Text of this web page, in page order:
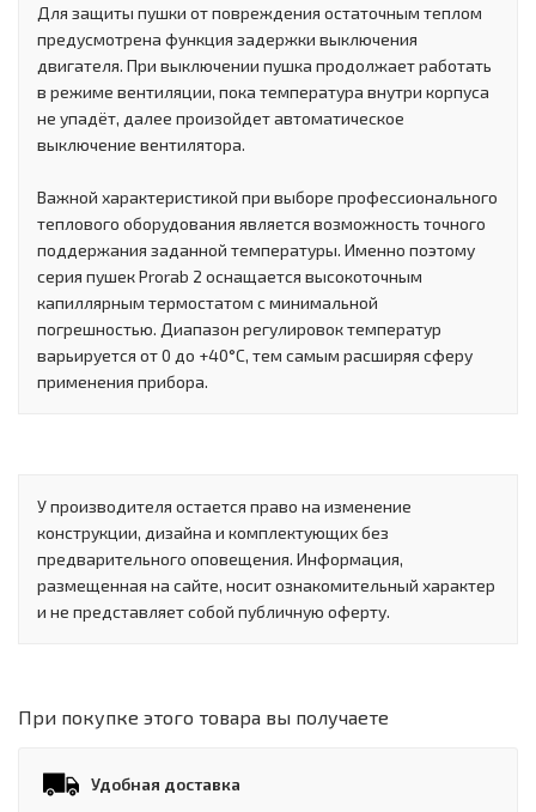
Для защиты пушки от повреждения остаточным теплом
предусмотрена функция задержки выключения
двигателя. При выключении пушка продолжает работать
в режиме вентиляции, пока температура внутри корпуса
не упадёт, далее произойдет автоматическое
выключение вентилятора.
Важной характеристикой при выборе профессионального
теплового оборудования является возможность точного
поддержания заданной температуры. Именно поэтому
серия пушек Prorab 2 оснащается высокоточным
капиллярным термостатом с минимальной
погрешностью. Диапазон регулировок температур
варьируется от 0 до +40°C, тем самым расширяя сферу
применения прибора.
У производителя остается право на изменение
конструкции, дизайна и комплектующих без
предварительного оповещения. Информация,
размещенная на сайте, носит ознакомительный характер
и не представляет собой публичную оферту.
При покупке этого товара вы получаете
Удобная доставка